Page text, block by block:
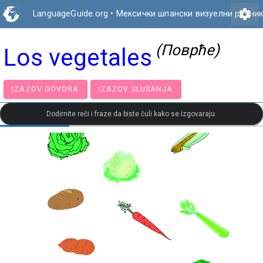
LanguageGuide.org • Мексички шпански визуелни речник
settings
Los vegetales (Поврће)
IZAZOV GOVORA IZAZOV SLUŠANJA
Dodirnite reči i fraze da biste čuli kako se izgovaraju.